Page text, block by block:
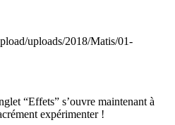
“Effets” s’ouvre maintenant à
expérimenter !